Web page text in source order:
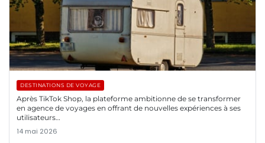
DESTINATIONS DE VOYAGE
Après TikTok Shop, la plateforme ambitionne de se transformer
en agence de voyages en offrant de nouvelles expériences à ses
utilisateurs…
14 mai 2026